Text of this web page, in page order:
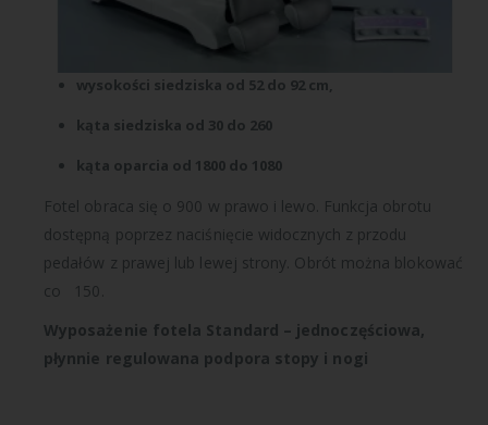
wysokości siedziska od 52 do 92 cm,
kąta siedziska od 30 do 260
kąta oparcia od 1800 do 1080
Fotel obraca się o 900 w prawo i lewo. Funkcja obrotu
dostępną poprzez naciśnięcie widocznych z przodu
pedałów z prawej lub lewej strony. Obrót można blokować
co 150.
Wyposażenie fotela Standard – jednoczęściowa,
płynnie regulowana podpora stopy i nogi